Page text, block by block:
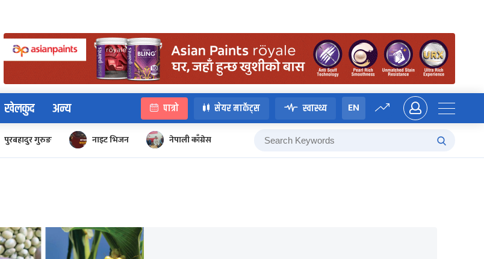
खेलकुद अन्य पात्रो सेयर मार्केट्स स्वास्थ्य EN
पुरबहादुर गुरुङ नाइट भिजन नेपाली काँग्रेस